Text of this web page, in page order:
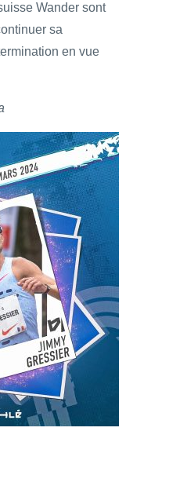
Wander sont
sa
en vue